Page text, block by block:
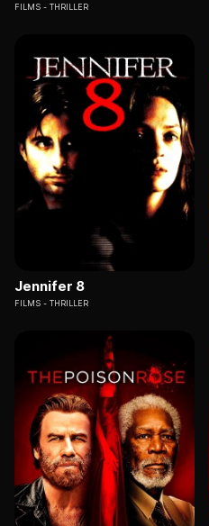
FILMS THRILLER
Jennifer 8
FILMS THRILLER